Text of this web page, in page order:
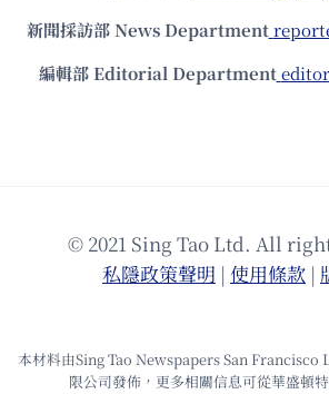
新聞採訪部 News Department
編輯部 Editorial Department
© 2021 Sing Tao Ltd. All
私隱政策聲明 | 使⽤條款 |
本材料由Sing Tao Newspapers San Francisco
限公司發佈，更多相關信息可從華盛頓